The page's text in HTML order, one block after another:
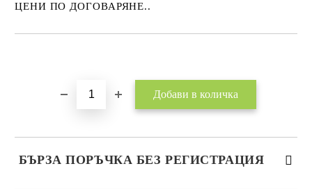
ЦЕНИ ПО ДОГОВАРЯНЕ..
БЪРЗА ПОРЪЧКА БЕЗ РЕГИСТРАЦИЯ